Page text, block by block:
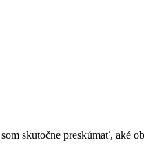
skutočne preskúmať, aké